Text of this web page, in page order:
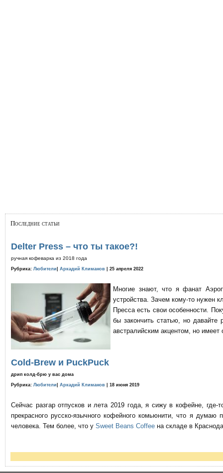
Последние статьи
Delter Press – что ты такое?!
ручная кофеварка из 2018 года
Рубрика: Любители Аркадий Климанов | 25 апреля 2022
Многие знают, что я фанат
устройства. Зачем кому-то нужен
Пресса есть свои особенности.
бы закончить статью, но давайте
австралийским акцентом, но имеет
Cold-Brew и PuckPuck
дрип колд-брю у вас дома
Рубрика: Любители Аркадий Климанов | 18 июня 2019
Сейчас разгар отпусков и лета 2019 года, я сижу в кофейне,
прекрасного русско-язычного кофейного комьюнити, что я
человека. Тем более, что у Sweet Beans Coffee на складе в